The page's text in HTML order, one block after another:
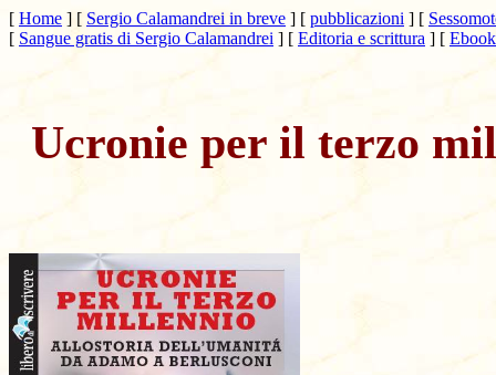
[ Home ] [ Sergio Calamandrei in breve ] [ pubblicazioni ] [
[ Sangue gratis di Sergio Calamandrei ] [ Editoria e scrittura ] [
Ucronie per il terzo